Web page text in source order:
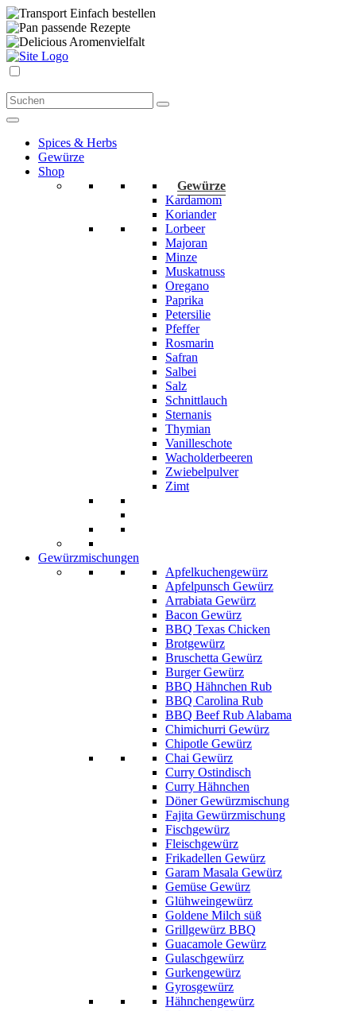
Einfach bestellen
passende Rezepte
Aromenvielfalt
Spices & Herbs
Gewürze
Shop
Gewürze
Kardamom
Koriander
Lorbeer
Majoran
Minze
Muskatnuss
Oregano
Paprika
Petersilie
Pfeffer
Rosmarin
Safran
Salbei
Salz
Schnittlauch
Sternanis
Thymian
Vanilleschote
Wacholderbeeren
Zwiebelpulver
Zimt
Gewürzmischungen
Apfelkuchengewürz
Apfelpunsch Gewürz
Arrabiata Gewürz
Bacon Gewürz
BBQ Texas Chicken
Brotgewürz
Bruschetta Gewürz
Burger Gewürz
BBQ Hähnchen Rub
BBQ Carolina Rub
BBQ Beef Rub Alabama
Chimichurri Gewürz
Chipotle Gewürz
Chai Gewürz
Curry Ostindisch
Curry Hähnchen
Döner Gewürzmischung
Fajita Gewürzmischung
Fischgewürz
Fleischgewürz
Frikadellen Gewürz
Garam Masala Gewürz
Gemüse Gewürz
Glühweingewürz
Goldene Milch süß
Grillgewürz BBQ
Guacamole Gewürz
Gulaschgewürz
Gurkengewürz
Gyrosgewürz
Hähnchengewürz